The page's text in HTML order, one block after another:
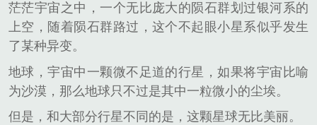
茫茫宇宙之中，一个无比庞大的陨石群划过银河系的
上空，随着陨石群路过，这个不起眼小星系似乎发生
了某种异变。
地球，宇宙中一颗微不足道的行星，如果将宇宙比喻
为沙漠，那么地球只不过是其中一粒微小的尘埃。
但是，和大部分行星不同的是，这颗星球无比美丽。